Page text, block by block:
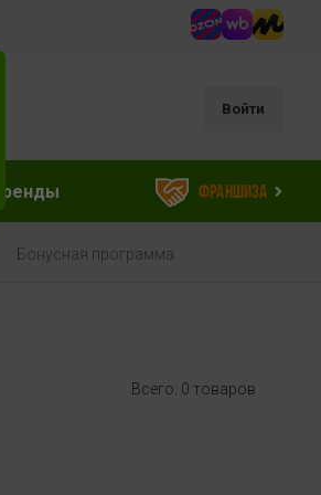
Войти
Бренды Франшиза
Бонусная программа
Всего: 0 товаров